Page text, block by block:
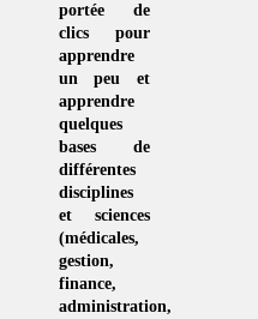
portée de
clics pour
apprendre
un peu et
apprendre
quelques
bases de
différentes
disciplines
et sciences
(médicales,
gestion,
finance,
administration,